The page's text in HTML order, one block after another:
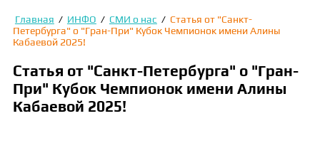
Главная / ИНФО / СМИ о нас / Статья от "Санкт-
Петербурга" о "Гран-При" Кубок Чемпионок имени Алины
Кабаевой 2025!
Статья от "Санкт-Петербурга" о "Гран-
При" Кубок Чемпионок имени Алины
Кабаевой 2025!